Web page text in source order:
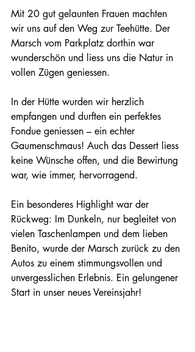
Mit 20 gut gelaunten Frauen machten
wir uns auf den Weg zur Teehütte. Der
Marsch vom Parkplatz dorthin war
wunderschön und liess uns die Natur in
vollen Zügen geniessen.
In der Hütte wurden wir herzlich
empfangen und durften ein perfektes
Fondue geniessen – ein echter
Gaumenschmaus! Auch das Dessert liess
keine Wünsche offen, und die Bewirtung
war, wie immer, hervorragend.
Ein besonderes Highlight war der
Rückweg: Im Dunkeln, nur begleitet von
vielen Taschenlampen und dem lieben
Benito, wurde der Marsch zurück zu den
Autos zu einem stimmungsvollen und
unvergesslichen Erlebnis. Ein gelungener
Start in unser neues Vereinsjahr!